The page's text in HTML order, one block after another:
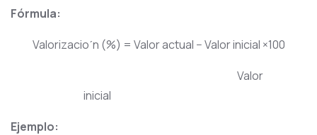
Fórmula:
Valorizacioˊn (%) = Valor actual − Valor inicial​ ×100
Valor
inicial
Ejemplo: